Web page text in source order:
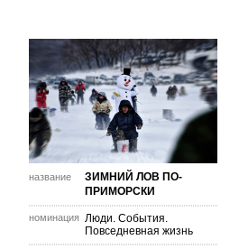
название
ЗИМНИЙ ЛОВ ПО-
ПРИМОРСКИ
номинация Люди. События.
Повседневная жизнь